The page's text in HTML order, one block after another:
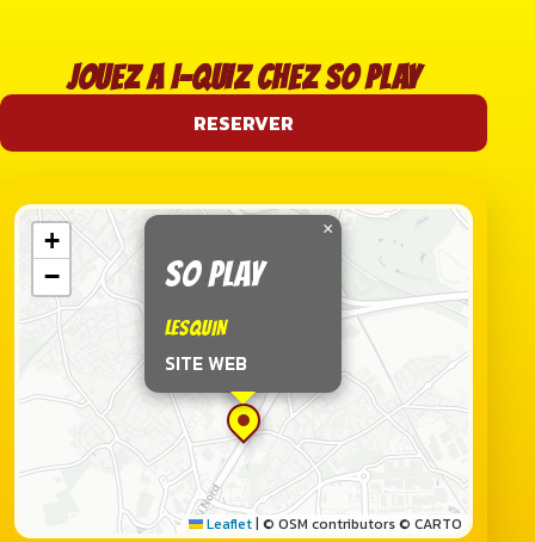
JOUEZ A I-QUIZ CHEZ SO PLAY
RESERVER
SO PLAY
LESQUIN
SITE WEB
×
+
−
Leaflet| © OSM contributors © CARTO